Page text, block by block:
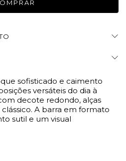
sofisticado e caimento
versáteis do dia à
decote redondo, alças
A barra em formato
sutil e um visual